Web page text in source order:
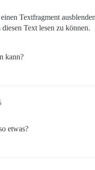
Textfragment
Text lesen zu können.
kann?
etwas?